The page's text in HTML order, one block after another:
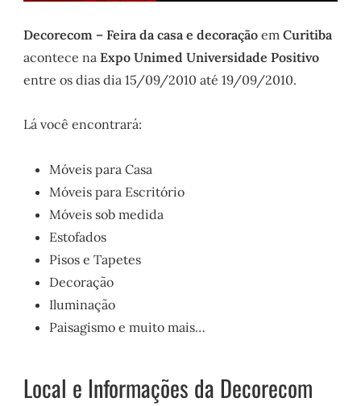
Decorecom – Feira da casa e decoração emCuritiba
acontece naExpo Unimed Universidade Positivo
entre os dias dia 15/09/2010 até 19/09/2010.
Lá você encontrará:
Móveis para Casa
Móveis para Escritório
Móveis sob medida
Estofados
Pisos e Tapetes
Decoração
Iluminação
Paisagismo e muito mais…
Local e Informações da Decorecom